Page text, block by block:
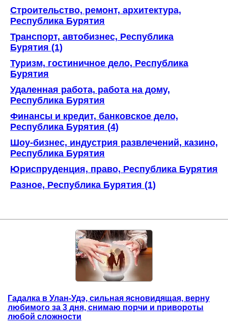
Строительство, ремонт, архитектура,
Республика Бурятия
Транспорт, автобизнес, Республика
Бурятия (1)
Туризм, гостиничное дело, Республика
Бурятия
Удаленная работа, работа на дому,
Республика Бурятия
Финансы и кредит, банковское дело,
Республика Бурятия (4)
Шоу-бизнес, индустрия развлечений, казино,
Республика Бурятия
Юриспруденция, право, Республика Бурятия
Разное, Республика Бурятия (1)
Гадалка в Улан-Удэ, сильная ясновидящая, верну
любимого за 3 дня, снимаю порчи и привороты
любой сложности